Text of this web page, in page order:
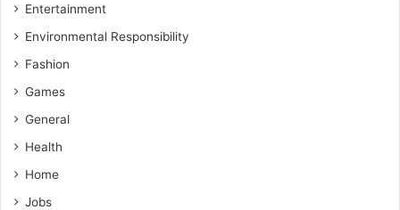
Entertainment
Environmental Responsibility
Fashion
Games
General
Health
Home
Jobs